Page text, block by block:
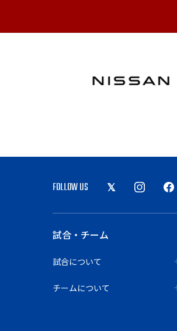
FOLLOW US
試合・チーム
試合について
チームについて